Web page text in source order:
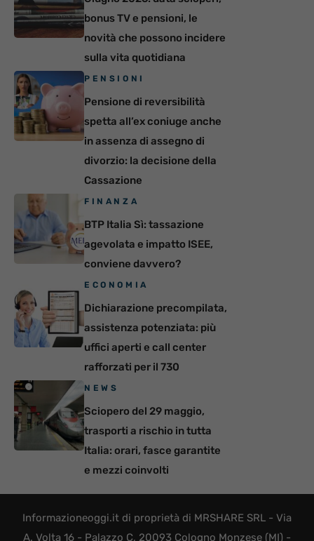
bonus TV e pensioni, le
novità che possono incidere
sulla vita quotidiana
PENSIONI
Pensione di reversibilità
spetta all’ex coniuge anche
in assenza di assegno di
divorzio: la decisione della
Cassazione
FINANZA
BTP Italia Sì: tassazione
agevolata e impatto ISEE,
conviene davvero?
ECONOMIA
Dichiarazione precompilata,
assistenza potenziata: più
uffici aperti e call center
rafforzati per il 730
NEWS
Sciopero del 29 maggio,
trasporti a rischio in tutta
Italia: orari, fasce garantite
e mezzi coinvolti
Informazioneoggi.it di proprietà di MRSHARE SRL - Via
A. Volta 16 - Palazzo C, 20093 Cologno Monzese (MI) -